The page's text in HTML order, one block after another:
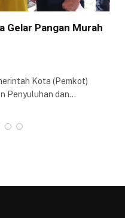
Gelar Pangan Murah
Kota (Pemkot)
Penyuluhan dan…